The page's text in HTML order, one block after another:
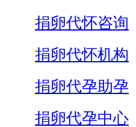
捐卵代怀咨询
捐卵代怀机构
捐卵代孕助孕
捐卵代孕中心